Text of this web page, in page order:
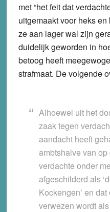
met “het feit dat
uitgemaakt voor heks
ze aan lager wal zijn
duidelijk geworden in
betoog heeft
strafmaat. De volgende
Alhoewel uit het
zaak tegen
aandacht heeft
ambtshalve van
verdachte onder
afgeschilderd als
Kockengen’ en
verwezen wordt als